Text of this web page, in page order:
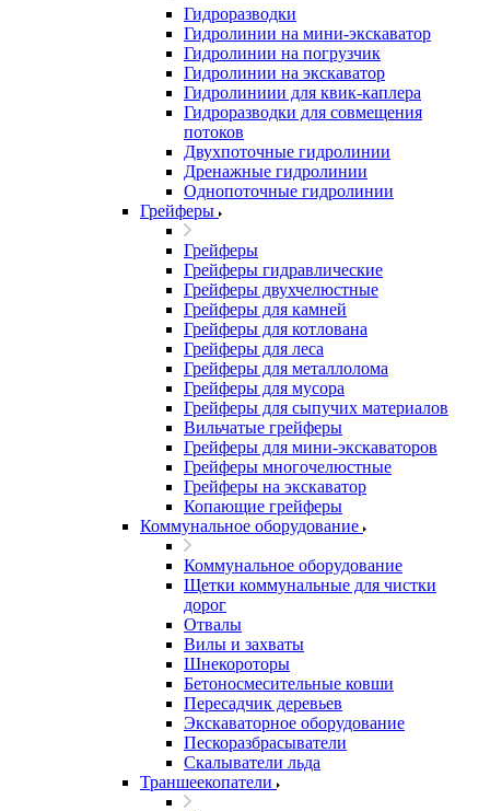
Гидроразводки
Гидролинии на мини-экскаватор
Гидролинии на погрузчик
Гидролинии на экскаватор
Гидролиниии для квик-каплера
Гидроразводки для совмещения
потоков
Двухпоточные гидролинии
Дренажные гидролинии
Однопоточные гидролинии
Грейферы
Грейферы
Грейферы гидравлические
Грейферы двухчелюстные
Грейферы для камней
Грейферы для котлована
Грейферы для леса
Грейферы для металлолома
Грейферы для мусора
Грейферы для сыпучих материалов
Вильчатые грейферы
Грейферы для мини-экскаваторов
Грейферы многочелюстные
Грейферы на экскаватор
Копающие грейферы
Коммунальное оборудование
Коммунальное оборудование
Щетки коммунальные для чистки
дорог
Отвалы
Вилы и захваты
Шнекороторы
Бетоносмесительные ковши
Пересадчик деревьев
Экскаваторное оборудование
Пескоразбрасыватели
Скалыватели льда
Траншеекопатели